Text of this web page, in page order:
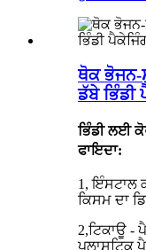
ਥੋਕ ਭੋਜਨ-
ਡੱਬੇ ਭਿੰਡੀ
ਭਿੰਡੀ ਲਈ
ਫਾਇਦਾ:
1, ਇੰਸਟਾਲ
ਕਿਸਮ ਦਾ
2,ਟਿਕਾਊ -
ਪਲਾਸਟਿਕ